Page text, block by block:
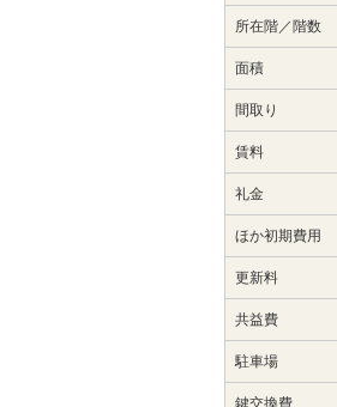
所在階／階数
面積
間取り
賃料
礼金
ほか初期費用
更新料
共益費
駐車場
鍵交換費